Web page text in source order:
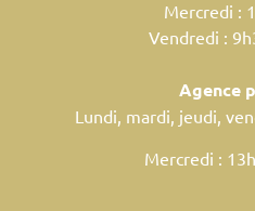
Mercredi :
Vendredi :
Agence
Lundi, mardi, jeudi,
Mercredi :